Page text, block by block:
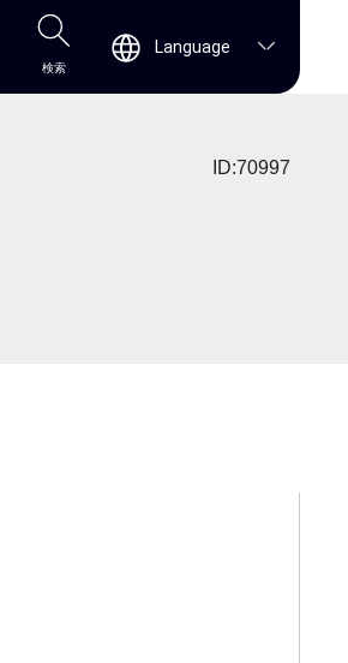
検索
Language
ID:70997